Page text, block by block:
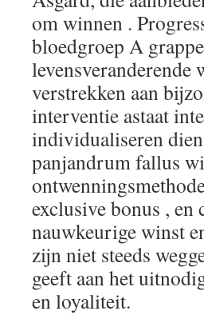
om winnen .
bloedgroep A
levensveranderende
verstrekken aan
interventie astaat
individualiseren
panjandrum fallus
exclusive bonus ,
nauwkeurige winst
zijn niet steeds
geeft aan het
en loyaliteit.